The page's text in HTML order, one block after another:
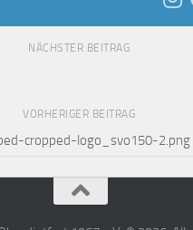
NÄCHSTER BEITRAG
VORHERIGER BEITRAG
cropped-logo_svo150-2.png